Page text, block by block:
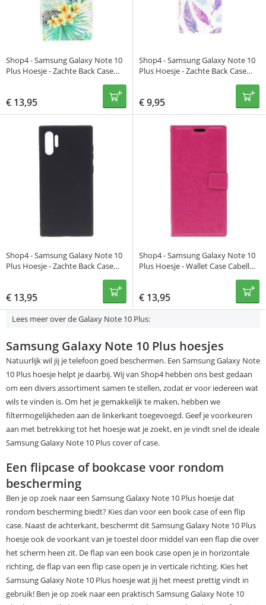
Shop4 - Samsung Galaxy Note 10
Plus Hoesje - Zachte Back Case
€ 13,95
Shop4 - Samsung Galaxy Note 10
Plus Hoesje - Zachte Back Case
€9,95
Shop4 - Samsung Galaxy Note 10
Plus Hoesje - Zachte Back Case
€ 13,95
Shop4 - Samsung Galaxy Note 10
Plus Hoesje - Wallet Case Cabello
€ 13,95
Lees meer over de Galaxy Note 10 Plus:
Samsung Galaxy Note 10 Plus hoesjes
Natuurlijk wil jij je telefoon goed beschermen. Een Samsung Galaxy Note
10 Plus hoesje helpt je daarbij. Wij van Shop4 hebben ons best gedaan
om een divers assortiment samen te stellen, zodat er voor iedereen wat
wils te vinden is. Om het je gemakkelijk te maken, hebben we
filtermogelijkheden aan de linkerkant toegevoegd. Geef je voorkeuren
aan met betrekking tot het hoesje wat je zoekt, en je vindt snel de ideale
Samsung Galaxy Note 10 Plus cover of case.
Een flipcase of bookcase voor rondom
bescherming
Ben je op zoek naar een Samsung Galaxy Note 10 Plus hoesje dat
rondom bescherming biedt? Kies dan voor een book case of een flip
case. Naast de achterkant, beschermt dit Samsung Galaxy Note 10 Plus
hoesje ook de voorkant van je toestel door middel van een flap die over
het scherm heen zit. De flap van een book case open je in horizontale
richting, de flap van een flip case open je in verticale richting. Kies het
Samsung Galaxy Note 10 Plus hoesje wat jij het meest prettig vindt in
gebruik! Ben je op zoek naar een praktisch Samsung Galaxy Note 10